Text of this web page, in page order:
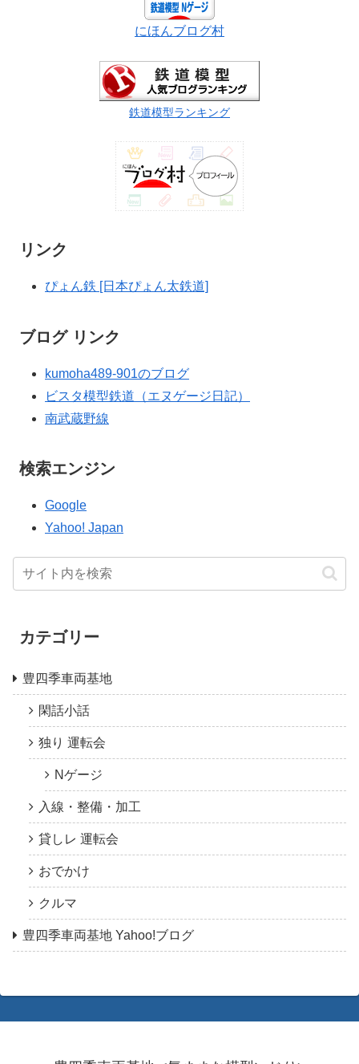
にほんブログ村
鉄道模型ランキング
リンク
ぴょん鉄 [日本ぴょん太鉄道]
ブログ リンク
kumoha489-901のブログ
ビスタ模型鉄道（エヌゲージ日記）
南武蔵野線
検索エンジン
Google
Yahoo! Japan
カテゴリー
豊四季車両基地
閑話小話
独り 運転会
Nゲージ
入線・整備・加工
貸しレ 運転会
おでかけ
クルマ
豊四季車両基地 Yahoo!ブログ